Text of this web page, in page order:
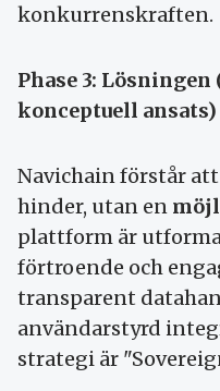
konkurrenskraften.
Phase 3: Lösningen
konceptuell ansats)
Navichain förstår
hinder, utan en
plattform är
förtroende och
transparent
användarstyrd
strategi är